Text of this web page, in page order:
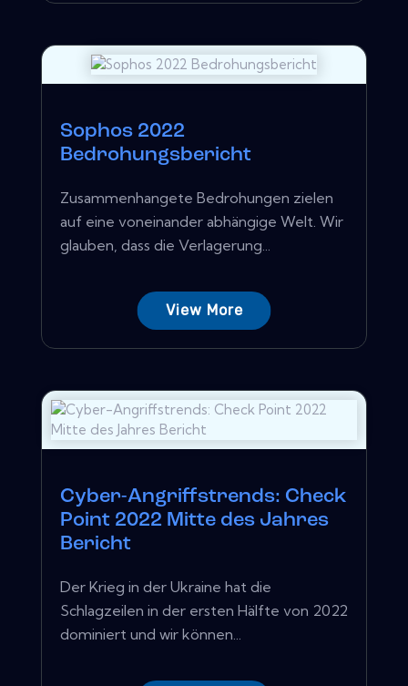
Sophos 2022
Bedrohungsbericht
Zusammenhangete Bedrohungen zielen
auf eine voneinander abhängige Welt. Wir
glauben, dass die Verlagerung...
View More
Cyber-Angriffstrends: Check
Point 2022 Mitte des Jahres
Bericht
Der Krieg in der Ukraine hat die
Schlagzeilen in der ersten Hälfte von 2022
dominiert und wir können...